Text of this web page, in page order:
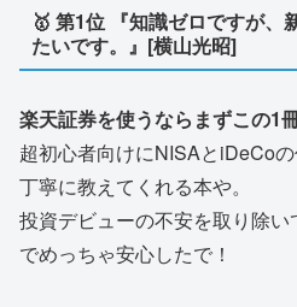
🥇 第1位 『知識ゼロですが
たいです。』[横山光昭]
楽天証券を使うならまずこの1
超初心者向けにNISAとiDeCo
丁寧に教えてくれる本や。
投資デビューの不安を取り除
でめっちゃ安心したで！